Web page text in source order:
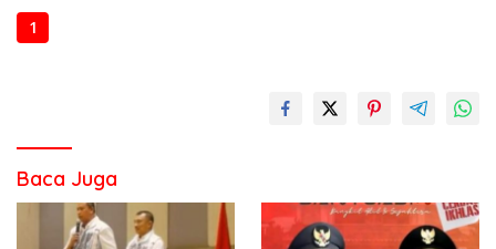
1
Baca Juga